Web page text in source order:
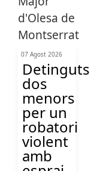
07 Agost 2026
Detinguts
dos
menors
per un
robatori
violent
amb